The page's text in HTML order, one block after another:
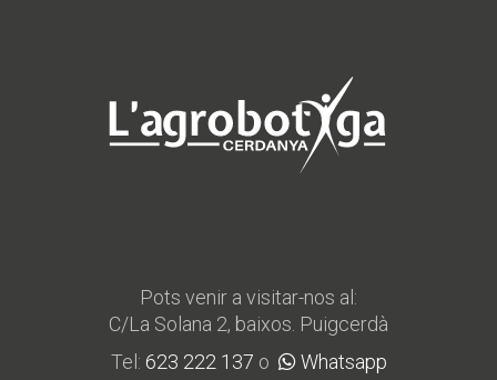
Pots venir a visitar-nos al:
C/La Solana 2, baixos. Puigcerdà
Tel: 623 222 137 o
Whatsapp